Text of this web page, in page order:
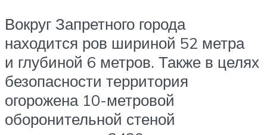
Вокруг Запретного города
находится ров шириной 52 метра
и глубиной 6 метров. Также в целях
безопасности территория
огорожена 10-метровой
оборонительной стеной